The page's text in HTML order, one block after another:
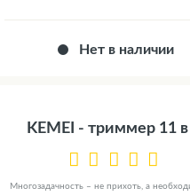
Нет в наличии
KEMEI - триммер 11
Многозадачность – не прихоть, а